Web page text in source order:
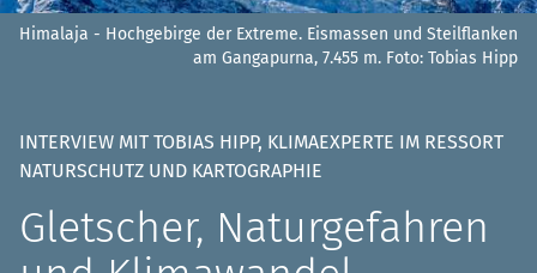
Himalaja - Hochgebirge der Extreme. Eismassen und Steilflanken
am Gangapurna, 7.455 m. Foto: Tobias Hipp
INTERVIEW MIT TOBIAS HIPP, KLIMAEXPERTE IM RESSORT
NATURSCHUTZ UND KARTOGRAPHIE
Gletscher, Naturgefahren